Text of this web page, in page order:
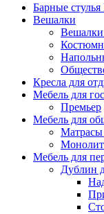
Барные
Вешалки
Кресла для
Мебель для
Премьер
Мебель для
Мебель для
Дублин